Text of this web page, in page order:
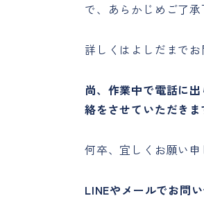
で、あらかじめご了承
詳しくはよしだまでお
尚、作業中で電話に
絡をさせていただき
何卒、宜しくお願い申
LINEやメールでお問